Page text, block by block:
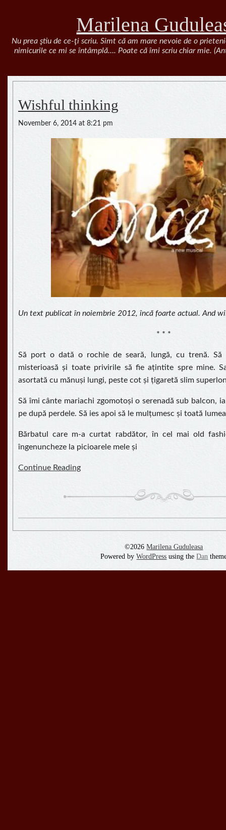
Marilena
Nu prea ştiu de ce-ţi scriu. Simt că am mare nevoie de o
nimicurile ce mi se întâmplă…. Poate că îmi scriu chiar mie.
Wishful thinking
November 6, 2014 at 8:21 pm
Un text publicat în noiembrie 2012, încă foarte actual. And
* * *
Să port o dată o rochie de seară, lungă, cu trenă. Să
misterioasă și toate privirile să fie ațintite spre mine.
asortată cu mănuși lungi, peste cot și țigaretă slim
Să îmi cânte mariachi zgomotoși o serenadă sub balcon,
pe după perdele. Să ies apoi să le mulțumesc și toată
Bărbatul care m-a curtat rabdător, în cel mai old
îngenuncheze la picioarele mele și
Continue Reading
©2026Marilena Guduleasa
Powered byWordPress using theDan